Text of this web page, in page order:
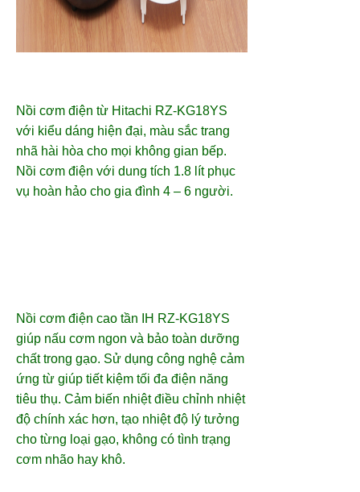
Nồi cơm điện từ Hitachi RZ-KG18YS
với kiểu dáng hiện đại, màu sắc trang
nhã hài hòa cho mọi không gian bếp.
Nồi cơm điện với dung tích 1.8 lít phục
vụ hoàn hảo cho gia đình 4 – 6 người.
Nồi cơm điện cao tần IH RZ-KG18YS
giúp nấu cơm ngon và bảo toàn dưỡng
chất trong gạo. Sử dụng công nghệ cảm
ứng từ giúp tiết kiệm tối đa điện năng
tiêu thụ. Cảm biến nhiệt điều chỉnh nhiệt
độ chính xác hơn, tạo nhiệt độ lý tưởng
cho từng loại gạo, không có tình trạng
cơm nhão hay khô.